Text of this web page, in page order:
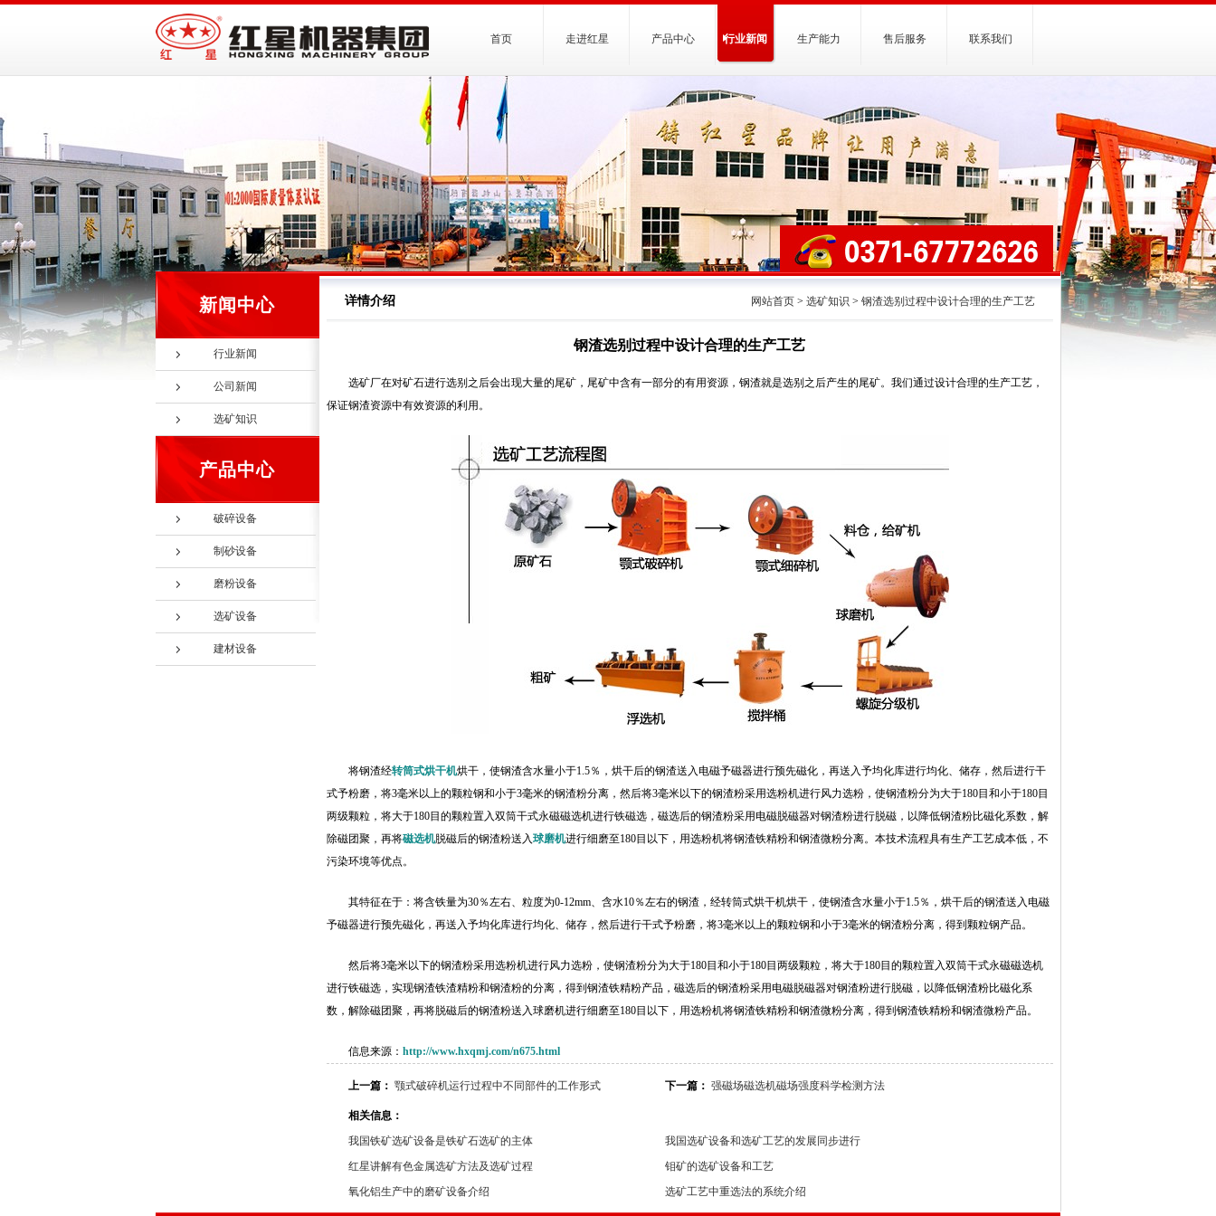
首页 走进红星 产品中心 行业新闻 生产能力 售后服务 联系我们
新闻中心
行业新闻
公司新闻
选矿知识
产品中心
破碎设备
制砂设备
磨粉设备
选矿设备
建材设备
详情介绍 网站首页> 选矿知识 > 钢渣选别过程中设计合理的生产工艺
钢渣选别过程中设计合理的生产工艺
选矿厂在对矿石进行选别之后会出现大量的尾矿，尾矿中含有一部分的有用资源，钢渣就是选别之后产生的尾矿。我们通过设计合理的生产工艺，
保证钢渣资源中有效资源的利用。
将钢渣经转筒式烘干机烘干，使钢渣含水量小于1.5％，烘干后的钢渣送入电磁予磁器进行预先磁化，再送入予均化库进行均化、储存，然后进行干
式予粉磨，将3毫米以上的颗粒钢和小于3毫米的钢渣粉分离，然后将3毫米以下的钢渣粉采用选粉机进行风力选粉，使钢渣粉分为大于180目和小于180目
两级颗粒，将大于180目的颗粒置入双筒干式永磁磁选机进行铁磁选，磁选后的钢渣粉采用电磁脱磁器对钢渣粉进行脱磁，以降低钢渣粉比磁化系数，解
除磁团聚，再将磁选机脱磁后的钢渣粉送入球磨机进行细磨至180目以下，用选粉机将钢渣铁精粉和钢渣微粉分离。本技术流程具有生产工艺成本低，不
污染环境等优点。
其特征在于：将含铁量为30％左右、粒度为0-12mm、含水10％左右的钢渣，经转筒式烘干机烘干，使钢渣含水量小于1.5％，烘干后的钢渣送入电磁
予磁器进行预先磁化，再送入予均化库进行均化、储存，然后进行干式予粉磨，将3毫米以上的颗粒钢和小于3毫米的钢渣粉分离，得到颗粒钢产品。
然后将3毫米以下的钢渣粉采用选粉机进行风力选粉，使钢渣粉分为大于180目和小于180目两级颗粒，将大于180目的颗粒置入双筒干式永磁磁选机
进行铁磁选，实现钢渣铁渣精粉和钢渣粉的分离，得到钢渣铁精粉产品，磁选后的钢渣粉采用电磁脱磁器对钢渣粉进行脱磁，以降低钢渣粉比磁化系
数，解除磁团聚，再将脱磁后的钢渣粉送入球磨机进行细磨至180目以下，用选粉机将钢渣铁精粉和钢渣微粉分离，得到钢渣铁精粉和钢渣微粉产品。
信息来源： http://www.hxqmj.com/n675.html
上一篇： 颚式破碎机运行过程中不同部件的工作形式 下一篇： 强磁场磁选机磁场强度科学检测方法
相关信息：
我国铁矿选矿设备是铁矿石选矿的主体
我国选矿设备和选矿工艺的发展同步进行
红星讲解有色金属选矿方法及选矿过程
钼矿的选矿设备和工艺
氧化铝生产中的磨矿设备介绍
选矿工艺中重选法的系统介绍